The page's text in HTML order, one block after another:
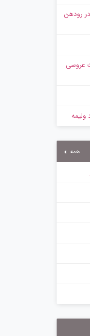
رودهن
عروسی
ولیمه
همه